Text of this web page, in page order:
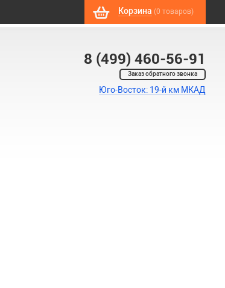
Корзина (0 товаров)
8 (499) 460-56-91
Заказ обратного звонка
Юго-Восток: 19-й км МКАД